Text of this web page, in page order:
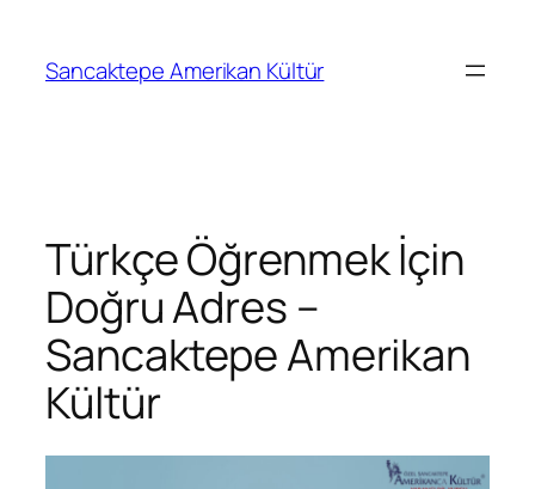
Sancaktepe Amerikan Kültür
Türkçe Öğrenmek İçin
Doğru Adres –
Sancaktepe Amerikan
Kültür